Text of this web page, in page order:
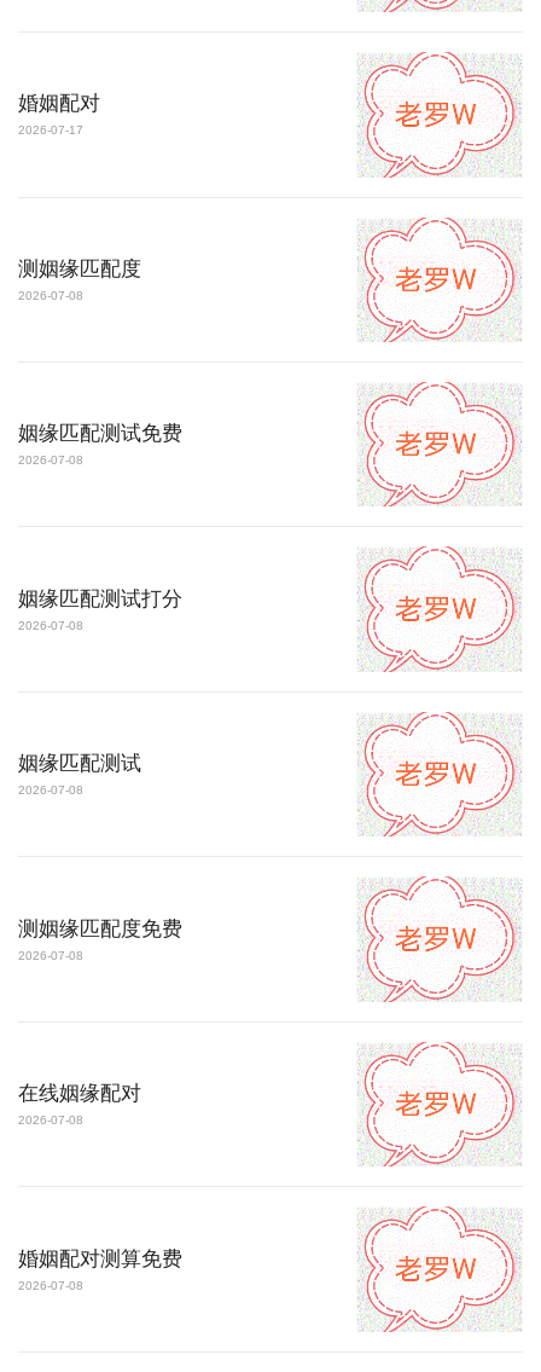
婚姻配对
2026-07-17
测姻缘匹配度
2026-07-08
姻缘匹配测试免费
2026-07-08
姻缘匹配测试打分
2026-07-08
姻缘匹配测试
2026-07-08
测姻缘匹配度免费
2026-07-08
在线姻缘配对
2026-07-08
婚姻配对测算免费
2026-07-08